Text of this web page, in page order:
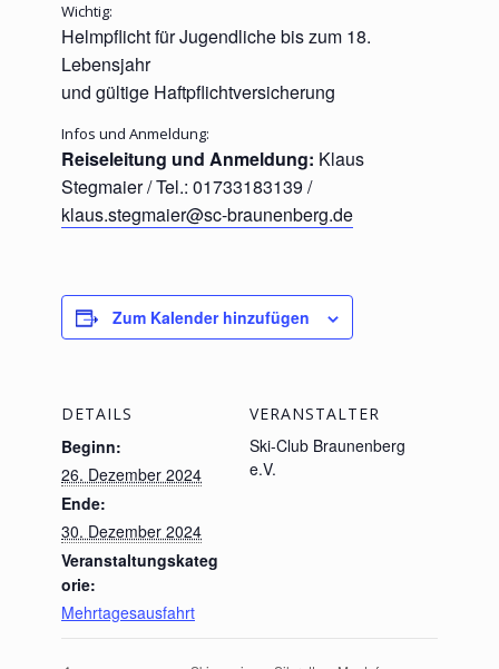
Wichtig:
Helmpflicht für Jugendliche bis zum 18.
Lebensjahr
und gültige Haftpflichtversicherung
Infos und Anmeldung:
Reiseleitung und Anmeldung: Klaus
Stegmaier / Tel.: 01733183139 /
klaus.stegmaier@sc-braunenberg.de
Zum Kalender hinzufügen
DETAILS
Beginn:
26. Dezember 2024
Ende:
30. Dezember 2024
Veranstaltungskateg
orie:
Mehrtagesausfahrt
VERANSTALTER
Ski-Club Braunenberg
e.V.